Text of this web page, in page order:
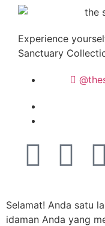
Experience
Sanctuary
Selamat! Anda satu
idaman Anda yang